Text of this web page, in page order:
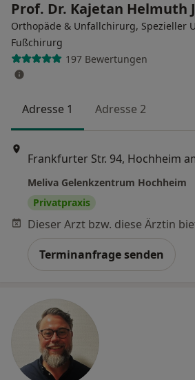
Prof. Dr. Kajetan Helmuth
Orthopäde & Unfallchirurg, Spezieller
Fußchirurg
197 Bewertungen
Adresse 1 Adresse 2
Meliva Gelenkzentrum Hochheim
Privatpraxis
Terminanfrage senden